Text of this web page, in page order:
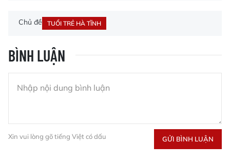
Chủ đề TUỔI TRẺ HÀ TĨNH
BÌNH LUẬN
Xin vui lòng gõ tiếng Việt có dấu GỬI BÌNH LUẬN